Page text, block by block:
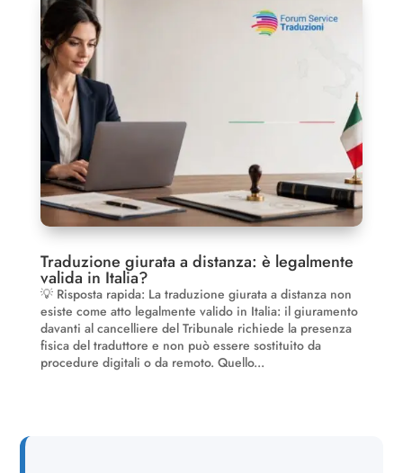
Traduzione giurata a distanza: è legalmente
valida in Italia?
💡 Risposta rapida: La traduzione giurata a distanza non
esiste come atto legalmente valido in Italia: il giuramento
davanti al cancelliere del Tribunale richiede la presenza
fisica del traduttore e non può essere sostituito da
procedure digitali o da remoto. Quello...